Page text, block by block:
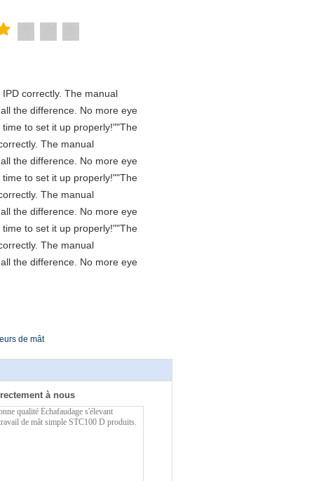
correctly. The manual
the difference. No more eye
to set it up properly!""The
The manual
the difference. No more eye
to set it up properly!""The
The manual
the difference. No more eye
to set it up properly!""The
The manual
the difference. No more eye
de mât
à nous